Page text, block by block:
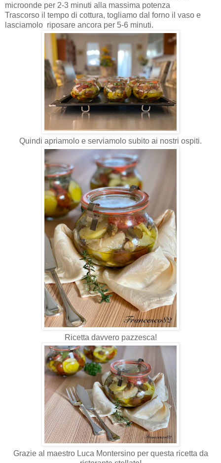
microonde per 2-3 minuti alla massima potenza
Trascorso il tempo di cottura, togliamo dal forno il vaso e
lasciamolo riposare ancora per 5-6 minuti.
Quindi apriamolo e serviamolo subito ai nostri ospiti.
Ricetta davvero pazzesca!
Grazie al maestro Luca Montersino per questa ricetta da